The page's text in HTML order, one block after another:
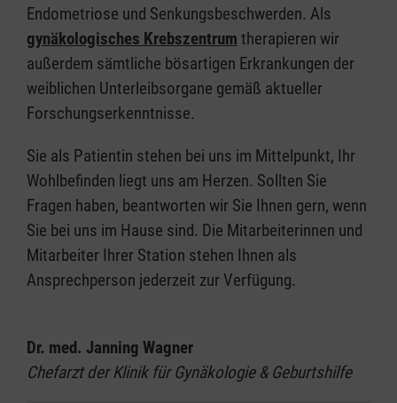
Endometriose und Senkungsbeschwerden. Als
gynäkologisches Krebszentrum therapieren wir
außerdem sämtliche bösartigen Erkrankungen der
weiblichen Unterleibsorgane gemäß aktueller
Forschungserkenntnisse.
Sie als Patientin stehen bei uns im Mittelpunkt, Ihr
Wohlbefinden liegt uns am Herzen. Sollten Sie
Fragen haben, beantworten wir Sie Ihnen gern, wenn
Sie bei uns im Hause sind. Die Mitarbeiterinnen und
Mitarbeiter Ihrer Station stehen Ihnen als
Ansprechperson jederzeit zur Verfügung.
Dr. med. Janning Wagner
Chefarzt der Klinik für Gynäkologie & Geburtshilfe